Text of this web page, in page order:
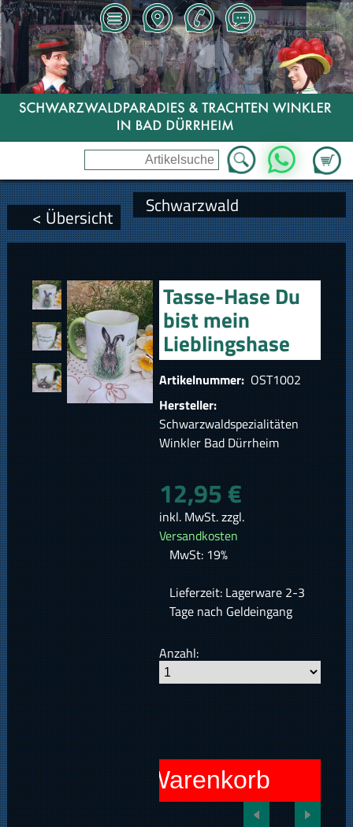
Zum
WhatsApp
< Übersicht Schwarzwald
Tasse-Hase Du
bist mein
Lieblingshase
Artikelnummer: OST1002
Hersteller:
Schwarzwaldspezialitäten
Winkler Bad Dürrheim
12,95 €
inkl. MwSt. zzgl.
Versandkosten
MwSt: 19%
Lieferzeit: Lagerware 2-3
Tage nach Geldeingang
Anzahl:
In den Warenkorb